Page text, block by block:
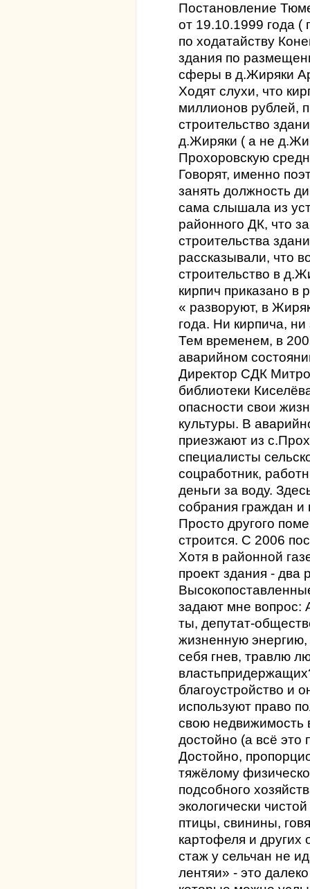
Постановление
от 19.10.1999 года (
по ходатайству
здания по
сферы в д.Жиряки
Ходят слухи, что
миллионов рублей,
строительство
д.Жиряки ( а не
Прохоровскую
Говорят, именно
занять должность
сама слышала из
районного ДК, что
строительства
рассказывали, что
строительство в
кирпич приказано в
« разворуют, в
года. Ни кирпича, ни
Тем временем, в
аварийном
Директор СДК
библиотеки
опасности свои
культуры. В
приезжают из
специалисты
соцработник,
деньги за воду.
собрания граждан
Просто другого
строится. С 2006
Хотя в районной
проект здания - два
задают мне вопрос:
ты, депутат-
жизненную
себя гнев, травлю
благоустройство и
используют право
свою недвижимость
достойно (а всё это
Достойно,
тяжёлому
подсобного
экологически
птицы, свинины,
картофеля и
стаж у сельчан не
лентяи» - это